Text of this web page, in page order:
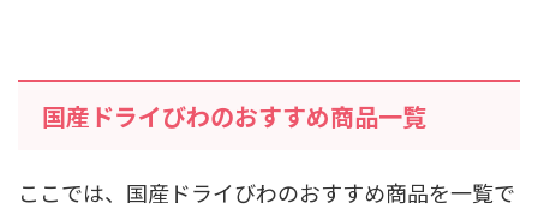
国産ドライびわのおすすめ商品一覧
ここでは、国産ドライびわのおすすめ商品を一覧で